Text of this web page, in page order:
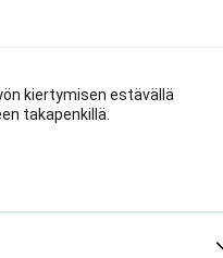
kiertymisen estävällä
takapenkillä.